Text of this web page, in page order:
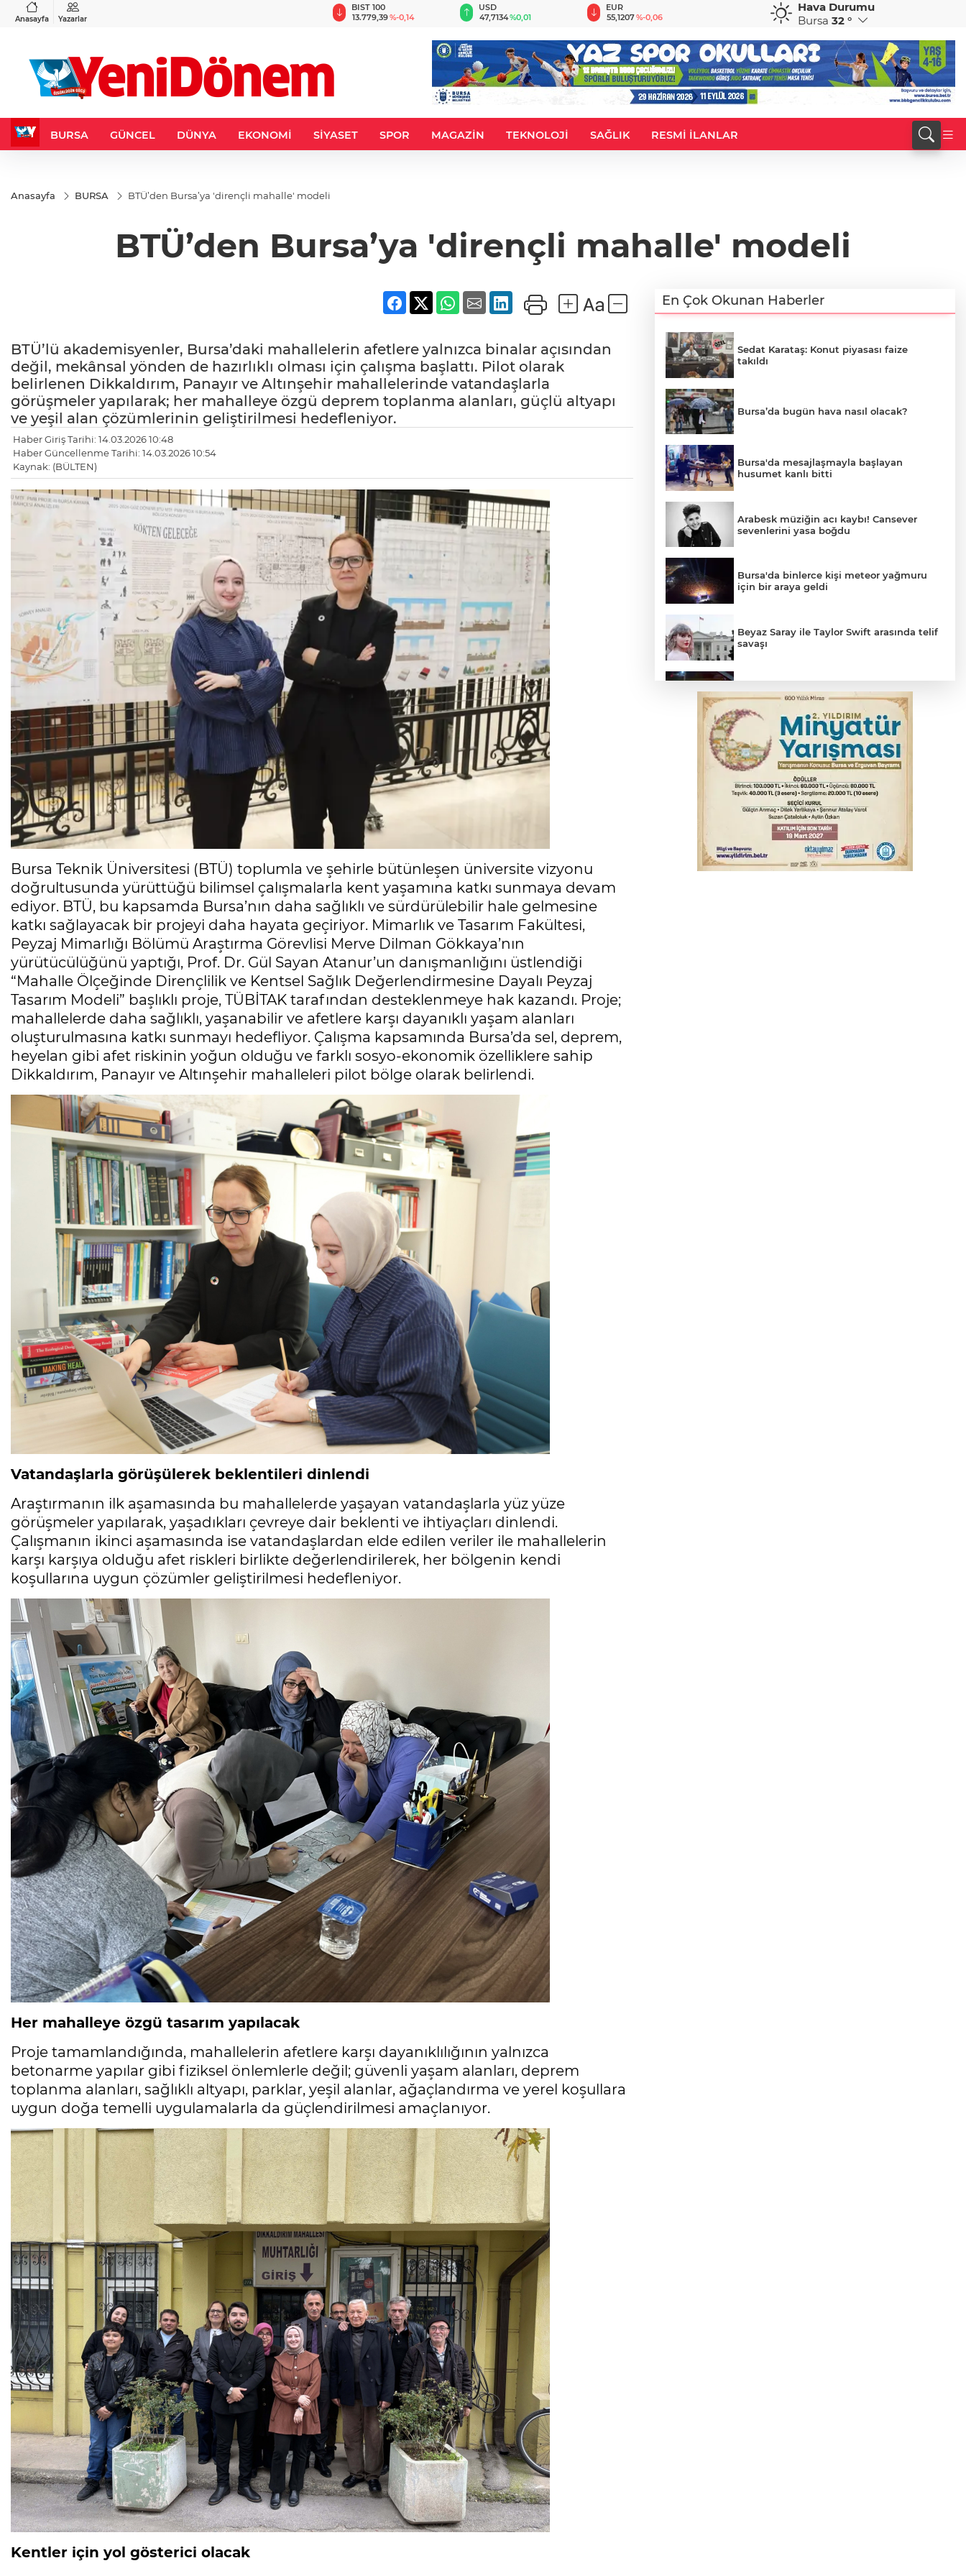
Anasayfa Yazarlar
%-0,22
BIST 100
13.779,39%-0,14
USD
47,7134%0,01
EUR
55,1207%-0,06 %-0,02
CHF
58,9564
Hava Durumu
Bursa 32 °
BURSA GÜNCEL DÜNYA EKONOMİ SİYASET SPOR MAGAZİN TEKNOLOJİ SAĞLIK RESMİ İLANLAR
Anasayfa BURSA BTÜ’den Bursa’ya 'dirençli mahalle' modeli
BTÜ’den Bursa’ya 'dirençli mahalle' modeli
BTÜ’lü akademisyenler, Bursa’daki mahallelerin afetlere yalnızca binalar açısından
değil, mekânsal yönden de hazırlıklı olması için çalışma başlattı. Pilot olarak
belirlenen Dikkaldırım, Panayır ve Altınşehir mahallelerinde vatandaşlarla
görüşmeler yapılarak; her mahalleye özgü deprem toplanma alanları, güçlü altyapı
ve yeşil alan çözümlerinin geliştirilmesi hedefleniyor.
Haber Giriş Tarihi: 14.03.2026 10:48
Haber Güncellenme Tarihi: 14.03.2026 10:54
Kaynak: (BÜLTEN)
Bursa Teknik Üniversitesi (BTÜ) toplumla ve şehirle bütünleşen üniversite vizyonu
doğrultusunda yürüttüğü bilimsel çalışmalarla kent yaşamına katkı sunmaya devam
ediyor. BTÜ, bu kapsamda Bursa’nın daha sağlıklı ve sürdürülebilir hale gelmesine
katkı sağlayacak bir projeyi daha hayata geçiriyor. Mimarlık ve Tasarım Fakültesi,
Peyzaj Mimarlığı Bölümü Araştırma Görevlisi Merve Dilman Gökkaya’nın
yürütücülüğünü yaptığı, Prof. Dr. Gül Sayan Atanur’un danışmanlığını üstlendiği
“Mahalle Ölçeğinde Dirençlilik ve Kentsel Sağlık Değerlendirmesine Dayalı Peyzaj
Tasarım Modeli” başlıklı proje, TÜBİTAK tarafından desteklenmeye hak kazandı. Proje;
mahallelerde daha sağlıklı, yaşanabilir ve afetlere karşı dayanıklı yaşam alanları
oluşturulmasına katkı sunmayı hedefliyor. Çalışma kapsamında Bursa’da sel, deprem,
heyelan gibi afet riskinin yoğun olduğu ve farklı sosyo-ekonomik özelliklere sahip
Dikkaldırım, Panayır ve Altınşehir mahalleleri pilot bölge olarak belirlendi.
Vatandaşlarla görüşülerek beklentileri dinlendi
Araştırmanın ilk aşamasında bu mahallelerde yaşayan vatandaşlarla yüz yüze
görüşmeler yapılarak, yaşadıkları çevreye dair beklenti ve ihtiyaçları dinlendi.
Çalışmanın ikinci aşamasında ise vatandaşlardan elde edilen veriler ile mahallelerin
karşı karşıya olduğu afet riskleri birlikte değerlendirilerek, her bölgenin kendi
koşullarına uygun çözümler geliştirilmesi hedefleniyor.
Her mahalleye özgü tasarım yapılacak
Proje tamamlandığında, mahallelerin afetlere karşı dayanıklılığının yalnızca
betonarme yapılar gibi fiziksel önlemlerle değil; güvenli yaşam alanları, deprem
toplanma alanları, sağlıklı altyapı, parklar, yeşil alanlar, ağaçlandırma ve yerel koşullara
uygun doğa temelli uygulamalarla da güçlendirilmesi amaçlanıyor.
Kentler için yol gösterici olacak
En Çok Okunan Haberler
Sedat Karataş: Konut piyasası faize
takıldı
Bursa’da bugün hava nasıl olacak?
Bursa'da mesajlaşmayla başlayan
husumet kanlı bitti
Arabesk müziğin acı kaybı! Cansever
sevenlerini yasa boğdu
Bursa'da binlerce kişi meteor yağmuru
için bir araya geldi
Beyaz Saray ile Taylor Swift arasında telif
savaşı
Bursa’da drift atan sürücüye ceza yağdı
Bursa'da korkutan kazada 4 yaralı
Feci kaza yaşlı çifti hayattan kopardı
Yükseköğretim Kanununda değişiklik
Resmi Gazete'de